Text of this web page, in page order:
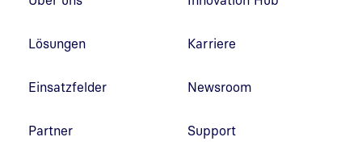
Lösungen
Einsatzfelder
Partner
Karriere
Newsroom
Support